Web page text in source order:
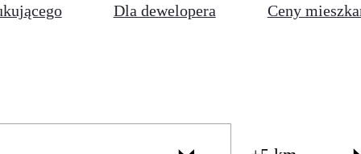
Dla dewelopera Ceny